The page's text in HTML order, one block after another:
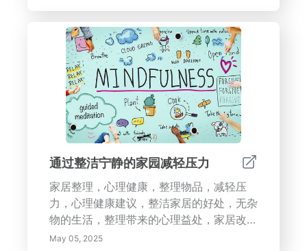
补充您财产的建筑设计。探索水景的变革力
量，它们如何增强您户外空间的美观性和功
能性。
通过整洁宁静的家园减轻压力
家居整理，心理健康，整理物品，减轻压
力，心理健康建议，整洁家居的好处，无杂
物的生活，整理带来的心理益处，家居改
进，宁静的生活环境。增强...
May 05, 2025